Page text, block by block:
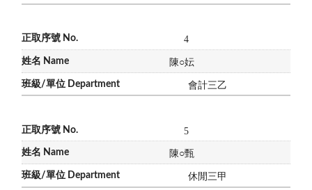
4
陳○妘
會計三乙
5
陳○甄
休閒三甲